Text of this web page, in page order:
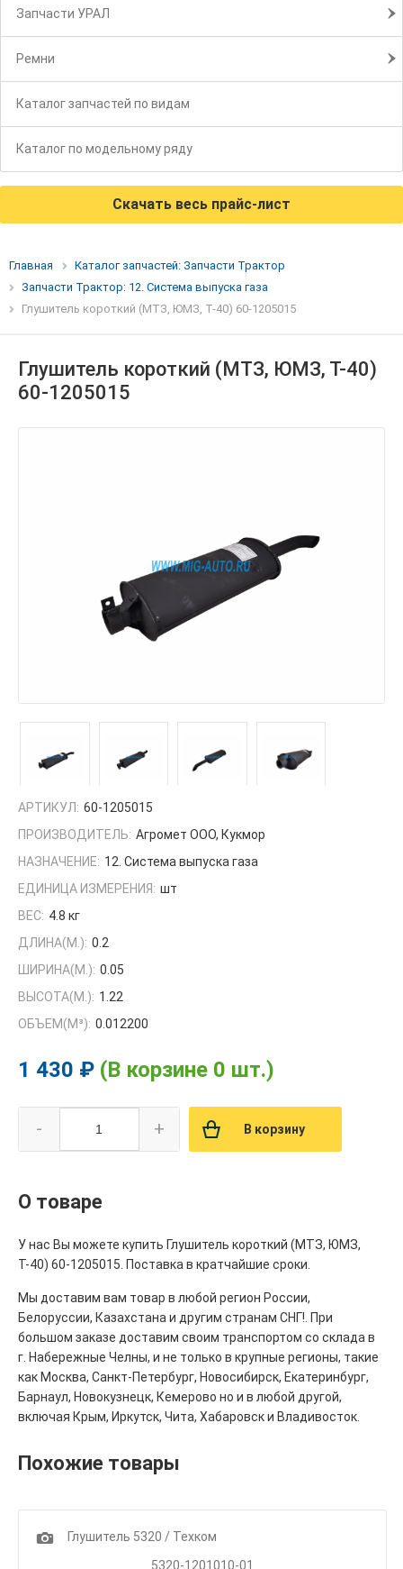
Запчасти УРАЛ
Ремни
Каталог запчастей по видам
Каталог по модельному ряду
Скачать весь прайс-лист
Главная
Каталог запчастей: Запчасти Трактор
Запчасти Трактор: 12. Система выпуска газа
Глушитель короткий (МТЗ, ЮМЗ, Т-40) 60-1205015
Глушитель короткий (МТЗ, ЮМЗ, Т-40)
60-1205015
АРТИКУЛ: 60-1205015
ПРОИЗВОДИТЕЛЬ: Агромет ООО, Кукмор
НАЗНАЧЕНИЕ: 12. Система выпуска газа
ЕДИНИЦА ИЗМЕРЕНИЯ: шт
ВЕС: 4.8 кг
ДЛИНА(М.): 0.2
ШИРИНА(М.): 0.05
ВЫСОТА(М.): 1.22
ОБЪЕМ(M³): 0.012200
1 430 ₽ (В корзине 0 шт.)
- + В корзину
О товаре
У нас Вы можете купить Глушитель короткий (МТЗ, ЮМЗ,
Т-40) 60-1205015. Поставка в кратчайшие сроки.
Мы доставим вам товар в любой регион России,
Белоруссии, Казахстана и другим странам СНГ!. При
большом заказе доставим своим транспортом со склада в
г. Набережные Челны, и не только в крупные регионы, такие
как Москва, Санкт-Петербург, Новосибирск, Екатеринбург,
Барнаул, Новокузнецк, Кемерово но и в любой другой,
включая Крым, Иркутск, Чита, Хабаровск и Владивосток.
Похожие товары
1
Глушитель 5320 / Техком
5320-1201010-01